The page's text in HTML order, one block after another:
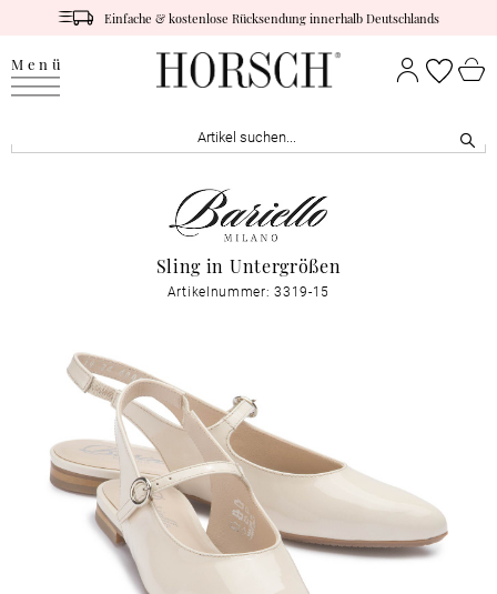
Einfache & kostenlose Rücksendung innerhalb Deutschlands
Menü
Sling in Untergrößen
Artikelnummer: 3319-15